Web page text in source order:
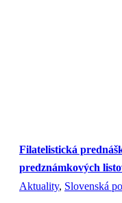
Filatelistická
predznámkových
Aktuality, Slovenská